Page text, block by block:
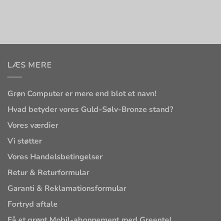
LÆS MERE
Grøn Computer er mere end blot et navn!
Hvad betyder vores Guld-Sølv-Bronze stand?
Vores værdier
Vi støtter
Vores Handelsbetingelser
Retur & Returformular
Garanti & Reklamationsformular
Fortryd aftale